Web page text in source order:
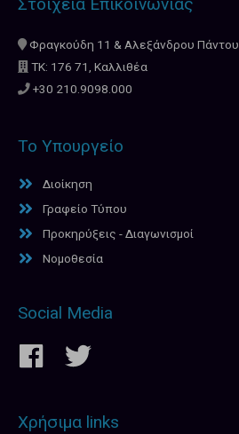
Φραγκούδη 11 & Αλεξάνδρου Πάντου
ΤΚ: 176 71, Καλλιθέα
+30 210.9098.000
Το Υπουργείο
Διοίκηση
Γραφείο Τύπου
Προκηρύξεις - Διαγωνισμοί
Νομοθεσία
Social Media
Χρήσιμα links